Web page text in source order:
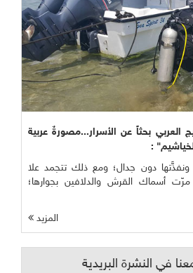
بحثاً عن الأسرار...مصورةٌ عربية
:
ونفذَّتها دون جدال؛ ومع ذلك تتجمد علا
أسماك القرش والدلافين بجوارها؛
المزيد
في النشرة البريدية